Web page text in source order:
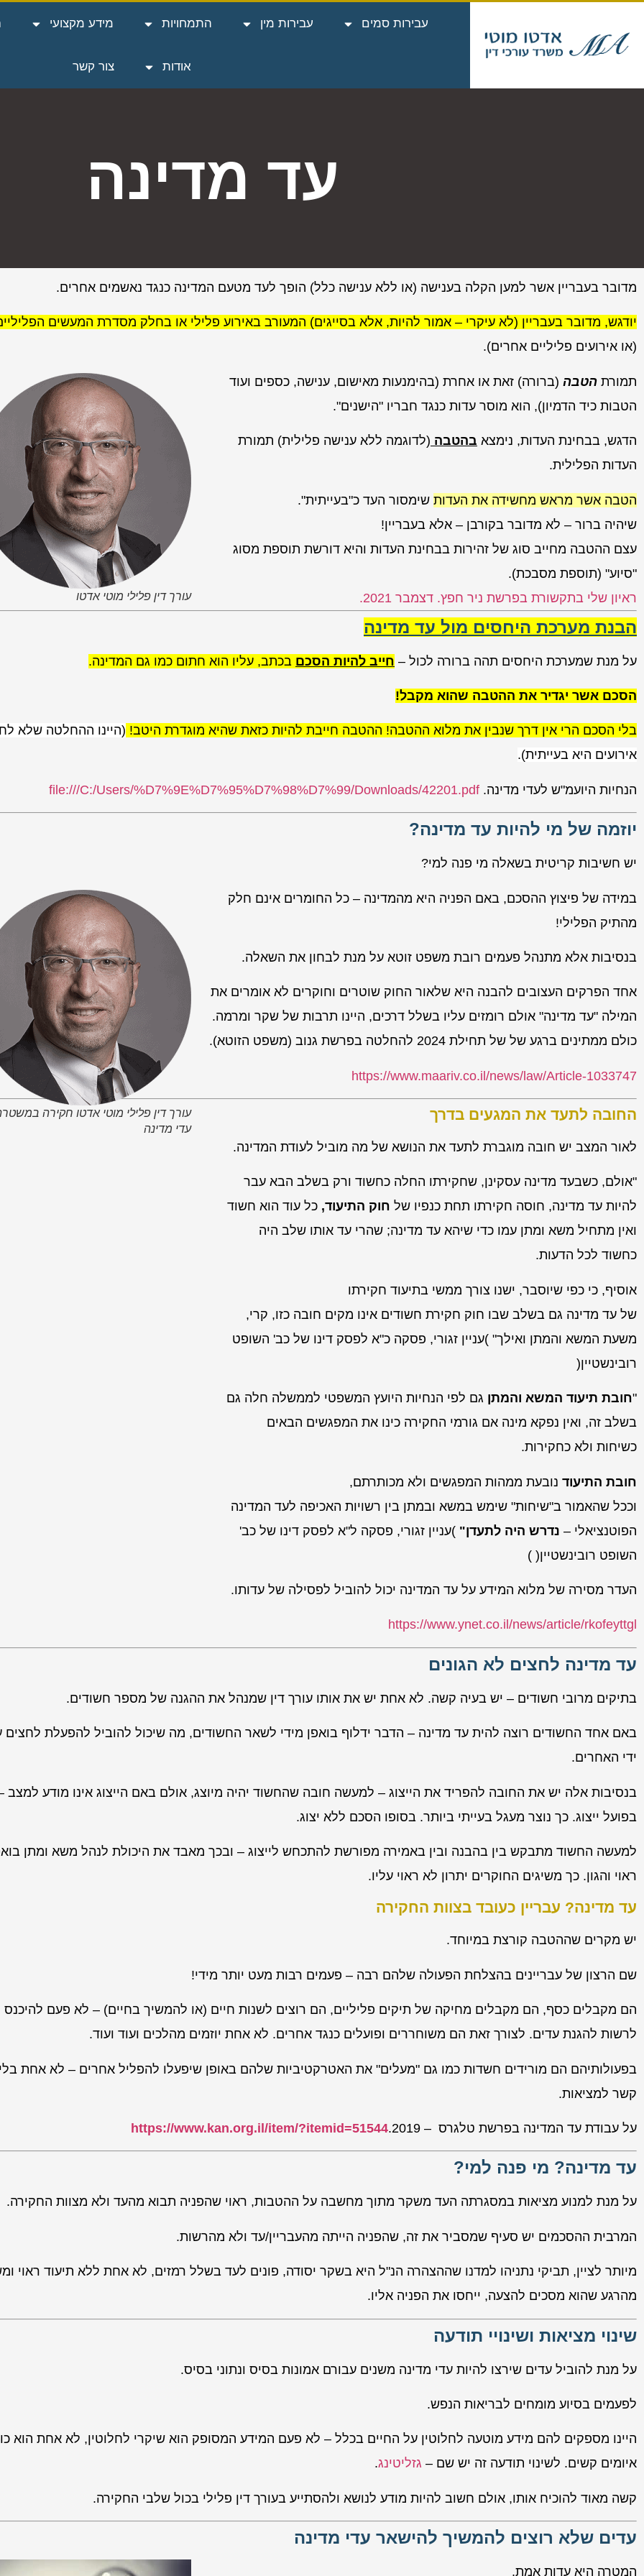
עבירות סמים עבירות מין התמחויות מידע מקצועי
אודות צור קשר
עד מדינה
מדובר בעבריין אשר למען הקלה בענישה (או ללא ענישה כלל) הופך לעד מטעם המדינה כנגד נאשמים אחרים.
יודגש, מדובר בעבריין (לא עיקרי – אמור להיות, אלא בסייגים) המעורב באירוע פלילי או בחלק מסדרת המעשים
(או אירועים פליליים אחרים).
עורך דין פלילי מוטי אדטו
תמורת הטבה (ברורה) זאת או אחרת (בהימנעות מאישום, ענישה, כספים ועוד
הטבות כיד הדמיון), הוא מוסר עדות כנגד חבריו "הישנים".
הדגש, בבחינת העדות, נימצא בהטבה (לדוגמה ללא ענישה פלילית) תמורת
העדות הפלילית.
הטבה אשר מראש מחשידה את העדות שימסור העד כ"בעייתית".
שיהיה ברור – לא מדובר בקורבן – אלא בעבריין!
עצם ההטבה מחייב סוג של זהירות בבחינת העדות והיא דורשת תוספת מסוג
"סיוע" (תוספת מסבכת).
ראיון שלי בתקשורת בפרשת ניר חפץ. דצמבר 2021.
הבנת מערכת היחסים מול עד מדינה
על מנת שמערכת היחסים תהה ברורה לכול – חייב להיות הסכם בכתב, עליו הוא חתום כמו גם המדינה.
הסכם אשר יגדיר את ההטבה שהוא מקבל!
בלי הסכם הרי אין דרך שנבין את מלוא ההטבה! ההטבה חייבת להיות כזאת שהיא מוגדרת היטב! (היינו ההחלטה שלא
אירועים היא בעייתית).
הנחיות היועמ"ש לעדי מדינה. file:///C:/Users/%D7%9E%D7%95%D7%98%D7%99/Downloads/42201.pdf
יוזמה של מי להיות עד מדינה?
יש חשיבות קריטית בשאלה מי פנה למי?
עורך דין פלילי מוטי אדטו חקירה
עדי מדינה
במידה של פיצוץ ההסכם, באם הפניה היא מהמדינה – כל החומרים אינם חלק
מהתיק הפלילי!
בנסיבות אלא מתנהל פעמים רובת משפט זוטא על מנת לבחון את השאלה.
אחד הפרקים העצובים להבנה היא שלאור החוק שוטרים וחוקרים לא אומרים את
המילה "עד מדינה" אולם רומזים עליו בשלל דרכים, היינו תרבות של שקר ומרמה.
כולם ממתינים ברגע של של תחילת 2024 להחלטה בפרשת גנוב (משפט הזוטא).
https://www.maariv.co.il/news/law/Article-1033747
החובה לתעד את המגעים בדרך
לאור המצב יש חובה מוגברת לתעד את הנושא של מה מוביל לעודת המדינה.
"אולם, כשבעד מדינה עסקינן, שחקירתו החלה כחשוד ורק בשלב הבא עבר
להיות עד מדינה, חוסה חקירתו תחת כנפיו של חוק התיעוד, כל עוד הוא חשוד
ואין מתחיל משא ומתן עמו כדי שיהא עד מדינה; שהרי עד אותו שלב היה
כחשוד לכל הדעות.
אוסיף, כי כפי שיוסבר, ישנו צורך ממשי בתיעוד חקירתו
של עד מדינה גם בשלב שבו חוק חקירת חשודים אינו מקים חובה כזו, קרי,
משעת המשא והמתן ואילך" )עניין זגורי, פסקה כ"א לפסק דינו של כב' השופט
רובינשטיין(
"חובת תיעוד המשא והמתן גם לפי הנחיות היועץ המשפטי לממשלה חלה גם
בשלב זה, ואין נפקא מינה אם גורמי החקירה כינו את המפגשים הבאים
כשיחות ולא כחקירות.
חובת התיעוד נובעת ממהות המפגשים ולא מכותרתם,
וככל שהאמור ב"שיחות" שימש במשא ובמתן בין רשויות האכיפה לעד המדינה
הפוטנציאלי – נדרש היה לתעדן" )עניין זגורי, פסקה ל"א לפסק דינו של כב'
השופט רובינשטיין( )
העדר מסירה של מלוא המידע על עד המדינה יכול להוביל לפסילה של עדותו.
https://www.ynet.co.il/news/article/rkofeyttgl
עד מדינה לחצים לא הגונים
בתיקים מרובי חשודים – יש בעיה קשה. לא אחת יש את אותו עורך דין שמנהל את ההגנה של מספר חשודים.
באם אחד החשודים רוצה להית עד מדינה – הדבר ידלוף בואפן מידי לשאר החשודים, מה שיכול להוביל להפעלת לחצים
ידי האחרים.
בנסיבות אלה יש את החובה להפריד את הייצוג – למעשה חובה שהחשוד יהיה מיוצג, אולם באם הייצוג אינו מודע למצב
בפועל ייצוג. כך נוצר מעגל בעייתי ביותר. בסופו הסכם ללא יצוג.
למעשה החשוד מתבקש בין בהבנה ובין באמירה מפורשת להתכחש לייצוג – ובכך מאבד את היכולת לנהל משא ומתן
ראוי והגון. כך משיגים החוקרים יתרון לא ראוי עליו.
עד מדינה? עבריין כעובד בצוות החקירה
יש מקרים שההטבה קורצת במיוחד.
שם הרצון של עבריינים בהצלחת הפעולה שלהם רבה – פעמים רבות מעט יותר מידי!
הם מקבלים כסף, הם מקבלים מחיקה של תיקים פליליים, הם רוצים לשנות חיים (או להמשיך בחיים) – לא פעם להיכנס
לרשות להגנת עדים. לצורך זאת הם משוחררים ופועלים כנגד אחרים. לא אחת יוזמים מהלכים ועוד ועוד.
בפעולותיהם הם מורידים חשדות כמו גם "מעלים" את האטרקטיביות שלהם באופן שיפעלו להפליל אחרים – לא אחת בלי
קשר למציאות.
על עבודת עד המדינה בפרשת טלגרס – 2019. https://www.kan.org.il/item/?itemid=51544
עד מדינה? מי פנה למי?
על מנת למנוע מציאות במסגרתה העד משקר מתוך מחשבה על ההטבות, ראוי שהפניה תבוא מהעד ולא מצוות החקירה.
המרבית ההסכמים יש סעיף שמסביר את זה, שהפניה הייתה מהעבריין/עד ולא מהרשות.
מיותר לציין, תביקי נתניהו למדנו שההצהרה הנ"ל היא בשקר יסודה, פונים לעד בשלל רמזים, לא אחת ללא תיעוד ראוי
מהרגע שהוא מסכים להצעה, ייחסו את הפניה אליו.
שינוי מציאות ושינויי תודעה
על מנת להוביל עדים שירצו להיות עדי מדינה משנים עבורם אמונות בסיס ונתוני בסיס.
לפעמים בסיוע מומחים לבריאות הנפש.
היינו מספקים להם מידע מוטעה לחלוטין על החיים בכלל – לא פעם המידע המסופק הוא שיקרי לחלוטין, לא אחת הוא
איומים קשים. לשינוי תודעה זה יש שם – גזליטינג.
קשה מאוד להוכיח אותו, אולם חשוב להיות מודע לנושא ולהסתייע בעורך דין פלילי בכול שלבי החקירה.
עדים שלא רוצים להמשיך להישאר עדי מדינה
המטרה היא עדות אמת.